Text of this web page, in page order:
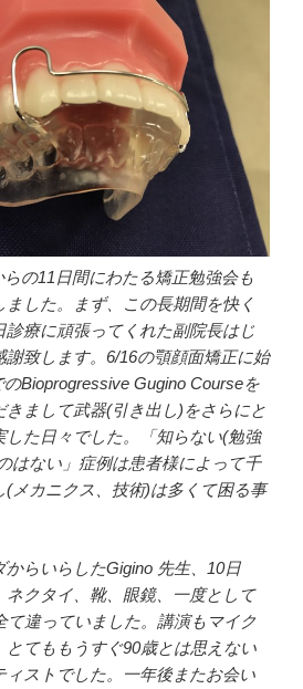
の11日間にわたる矯正勉強会も
した。まず、この長期間を快く
診療に頑張ってくれた副院長はじ
謝致します。6/16の顎顔面矯正に始
Bioprogressive Gugino Courseを
きまして武器(引き出し)をさらにと
した日々でした。「知らない(勉強
はない」症例は患者様によって千
(メカニクス、技術)は多くて困る事
からいらしたGigino 先生、10日
ネクタイ、靴、眼鏡、一度として
て違っていました。講演もマイク
とてももうすぐ90歳とは思えない
ィストでした。一年後またお会い